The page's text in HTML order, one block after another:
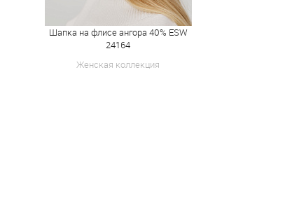
Шапка на флисе ангора 40% ESW
24164
Женская коллекция